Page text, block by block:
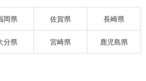
岡県 佐賀県 長崎県
分県 宮崎県 鹿児島県